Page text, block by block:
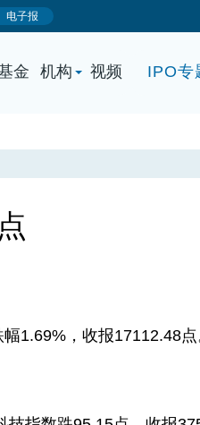
金 机构 视频 IPO专
，收报17112.48点